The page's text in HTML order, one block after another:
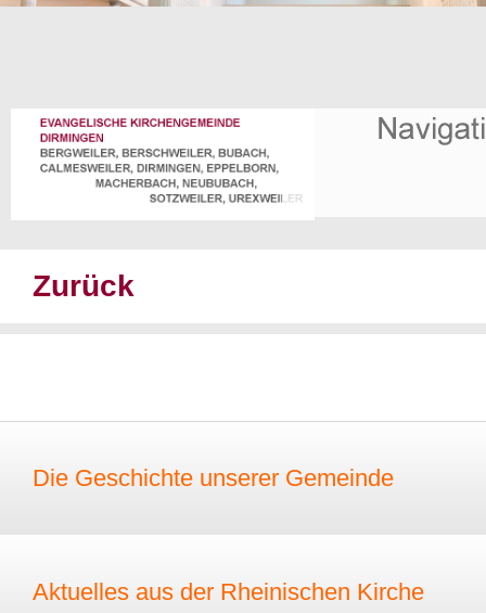
Zurück
Die Geschichte unserer Gemeinde
Aktuelles aus der Rheinischen Kirche